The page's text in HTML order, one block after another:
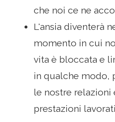
che noi ce ne
L'ansia diventerà
momento in cui
vita è bloccata e
in qualche modo,
le nostre relazioni
prestazioni